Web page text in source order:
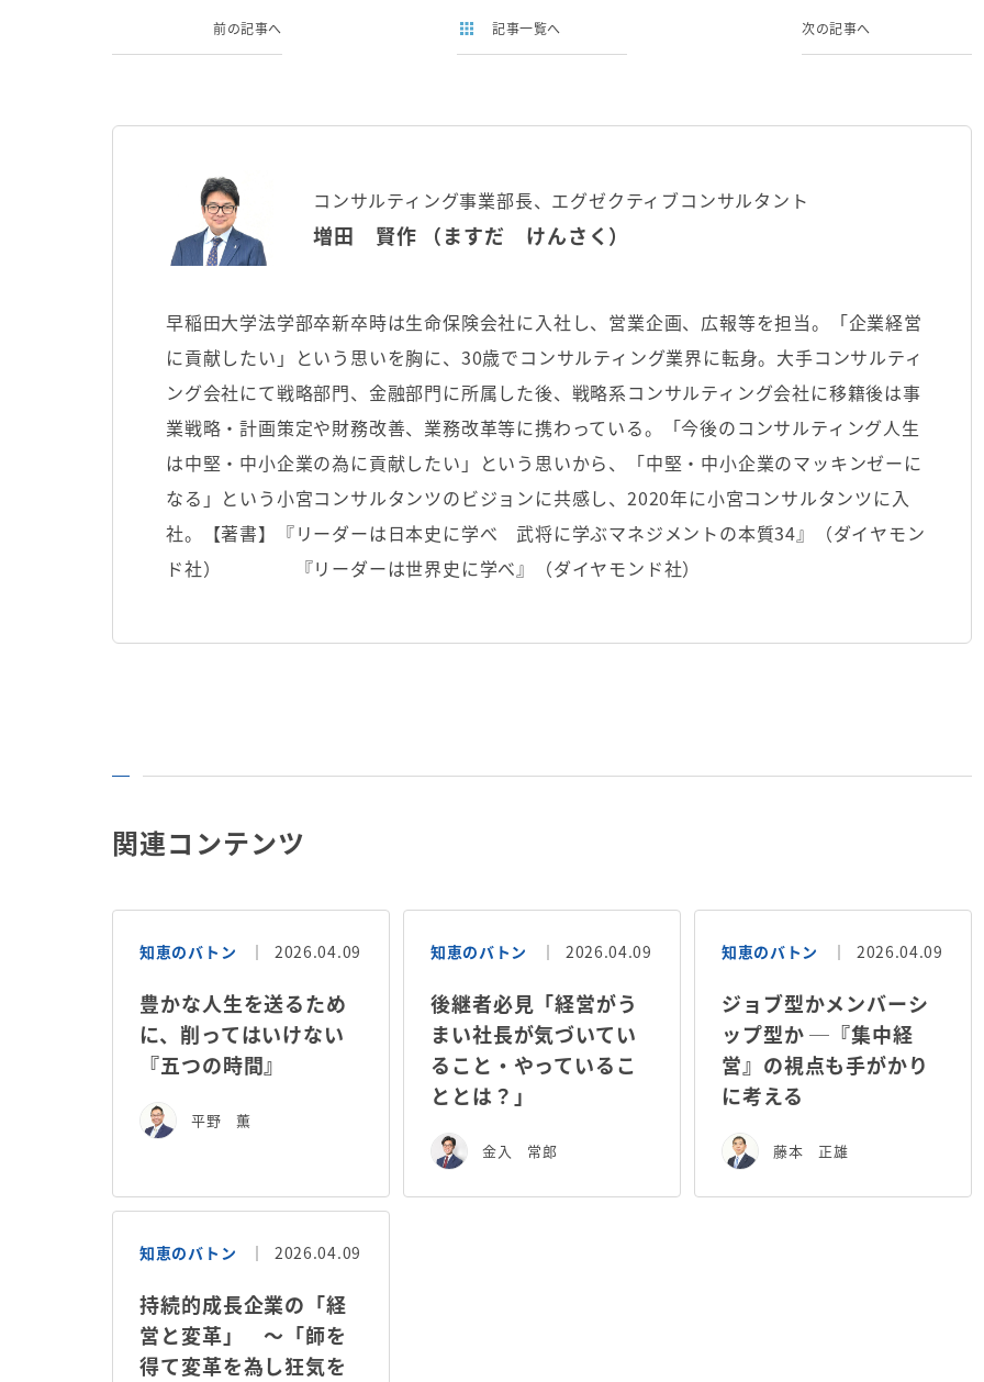
前の記事へ 記事一覧へ 次の記事へ
コンサルティング事業部長、エグゼクティブコンサルタント
増田 賢作 （ますだ けんさく）
早稲田大学法学部卒新卒時は生命保険会社に入社し、営業企画、広報等を担当。「企業経営
に貢献したい」という思いを胸に、30歳でコンサルティング業界に転身。大手コンサルティ
ング会社にて戦略部門、金融部門に所属した後、戦略系コンサルティング会社に移籍後は事
業戦略・計画策定や財務改善、業務改革等に携わっている。「今後のコンサルティング人生
は中堅・中小企業の為に貢献したい」という思いから、「中堅・中小企業のマッキンゼーに
なる」という小宮コンサルタンツのビジョンに共感し、2020年に小宮コンサルタンツに入
社。【著書】『リーダーは日本史に学べ 武将に学ぶマネジメントの本質34』（ダイヤモン
ド社） 『リーダーは世界史に学べ』（ダイヤモンド社）
関連コンテンツ
知恵のバトン 2026.04.09
豊かな人生を送るため
に、削ってはいけない
『五つの時間』
平野 薫
知恵のバトン 2026.04.09
後継者必見「経営がう
まい社長が気づいてい
ること・やっているこ
ととは？」
金入 常郎
知恵のバトン 2026.04.09
ジョブ型かメンバーシ
ップ型か ─『集中経
営』の視点も手がかり
に考える
藤本 正雄
知恵のバトン 2026.04.09
持続的成長企業の「経
営と変革」 ～「師を
得て変革を為し狂気を